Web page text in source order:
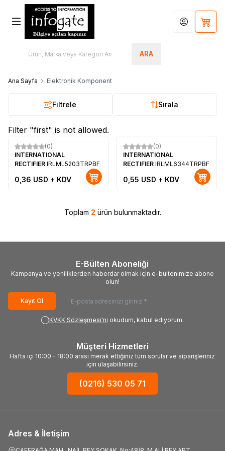
ARA
Hesabım
Ana Sayfa Elektronik Komponent
Filtrele Sırala
Filter "first" is not allowed.
Yeni
(0)
INTERNATIONAL
RECTIFIER IRLML5203TRPBF
0,36 USD + KDV
Yeni
(0)
INTERNATIONAL
RECTIFIER IRLML6344TRPBF
0,55 USD + KDV
Toplam 2 ürün bulunmaktadır.
E-Bülten Aboneliği
Kampanya ve yeniliklerden haberdar olmak için e-bültenimize abone
olun!
Kayıt Ol
KVKK Sözleşmesi'ni okudum, kabul ediyorum.
Müşteri Hizmetleri
Hafta içi 10:00 - 18:00 arası merak ettiğiniz tüm sorular ve siparişleriniz
için ulaşabilirsiniz.
(0216) 530 05 71
Adres & İletişim